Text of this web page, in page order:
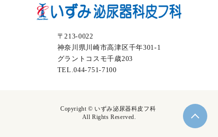
〒213-0022
神奈川県川崎市高津区千年301-1
グラントコスモ千歳203
TEL.044-751-7100
Copyright © いずみ泌尿器科皮フ科
All Rights Reserved.